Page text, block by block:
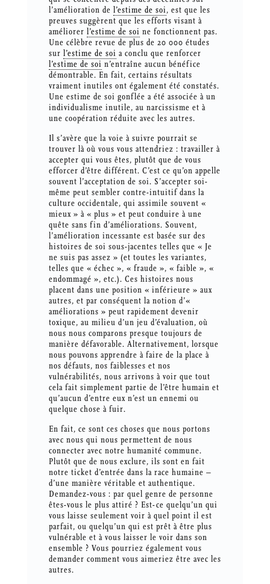
l’amélioration de l’estime de soi, est que les
preuves suggèrent que les efforts visant à
améliorer l’estime de soi ne fonctionnent pas.
Une célèbre revue de plus de 20 000 études
sur l’estime de soi a conclu que renforcer
l’estime de soi n’entraîne aucun bénéfice
démontrable. En fait, certains résultats
vraiment inutiles ont également été constatés.
Une estime de soi gonflée a été associée à un
individualisme inutile, au narcissisme et à
une coopération réduite avec les autres.
Il s’avère que la voie à suivre pourrait se
trouver là où vous vous attendriez : travailler à
accepter qui vous êtes, plutôt que de vous
efforcer d’être différent. C’est ce qu’on appelle
souvent l’acceptation de soi. S’accepter soi-
même peut sembler contre-intuitif dans la
culture occidentale, qui assimile souvent «
mieux » à « plus » et peut conduire à une
quête sans fin d’améliorations. Souvent,
l’amélioration incessante est basée sur des
histoires de soi sous-jacentes telles que « Je
ne suis pas assez » (et toutes les variantes,
telles que « échec », « fraude », « faible », «
endommagé », etc.). Ces histoires nous
placent dans une position « inférieure » aux
autres, et par conséquent la notion d’«
améliorations » peut rapidement devenir
toxique, au milieu d’un jeu d’évaluation, où
nous nous comparons presque toujours de
manière défavorable. Alternativement, lorsque
nous pouvons apprendre à faire de la place à
nos défauts, nos faiblesses et nos
vulnérabilités, nous arrivons à voir que tout
cela fait simplement partie de l’être humain et
qu’aucun d’entre eux n’est un ennemi ou
quelque chose à fuir.
En fait, ce sont ces choses que nous portons
avec nous qui nous permettent de nous
connecter avec notre humanité commune.
Plutôt que de nous exclure, ils sont en fait
notre ticket d’entrée dans la race humaine –
d’une manière véritable et authentique.
Demandez-vous : par quel genre de personne
êtes-vous le plus attiré ? Est-ce quelqu’un qui
vous laisse seulement voir à quel point il est
parfait, ou quelqu’un qui est prêt à être plus
vulnérable et à vous laisser le voir dans son
ensemble ? Vous pourriez également vous
demander comment vous aimeriez être avec les
autres.